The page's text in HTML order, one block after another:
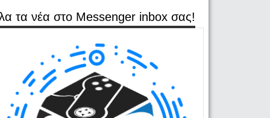
τα νέα στο Messenger inbox σας!